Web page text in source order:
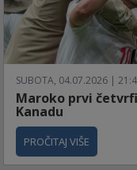
SUBOTA, 04.07.2026 |
Maroko prvi
Kanadu
PROČITAJ VIŠE